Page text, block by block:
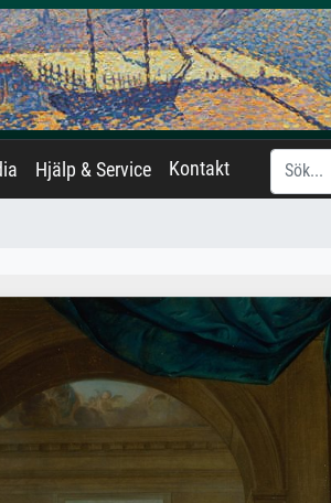
Hjälp & Service Kontakt